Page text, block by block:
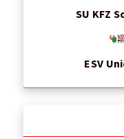
SU KFZ
ESV